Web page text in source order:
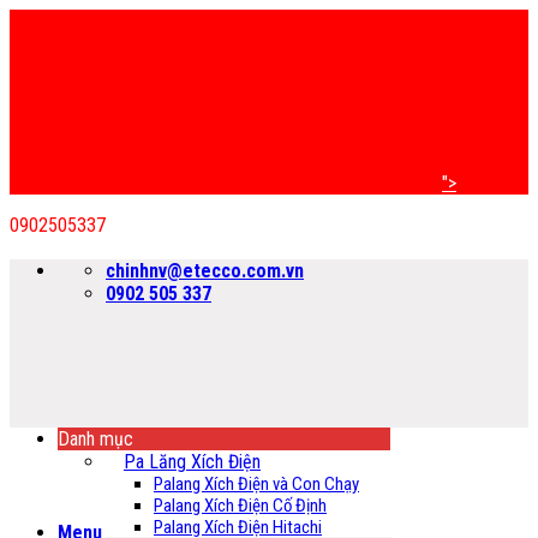
">
0902505337
chinhnv@etecco.com.vn
0902 505 337
Menu
Danh mục
Pa Lăng Xích Điện
Palang Xích Điện và Con Chạy
Palang Xích Điện Cố Định
Palang Xích Điện Hitachi